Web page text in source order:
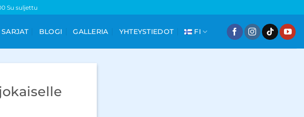
Su suljettu
SARJAT BLOGI GALLERIA YHTEYSTIEDOT FI